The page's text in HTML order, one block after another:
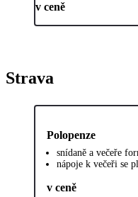
v ceně
Strava
Polopenze
snídaně a večeře
nápoje k večeři se
v ceně